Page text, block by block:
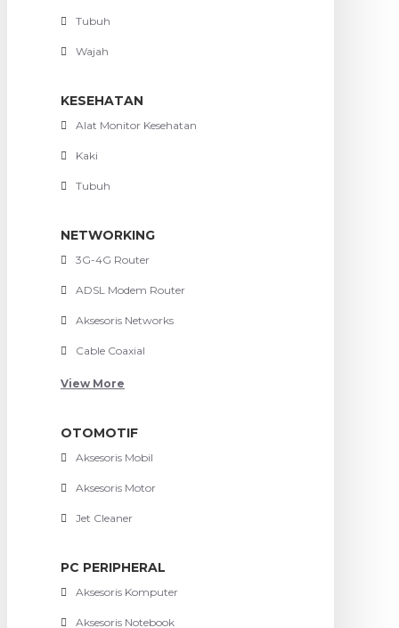
Tubuh
Wajah
KESEHATAN
Alat Monitor Kesehatan
Kaki
Tubuh
NETWORKING
3G-4G Router
ADSL Modem Router
Aksesoris Networks
Cable Coaxial
View More
OTOMOTIF
Aksesoris Mobil
Aksesoris Motor
Jet Cleaner
PC PERIPHERAL
Aksesoris Komputer
Aksesoris Notebook